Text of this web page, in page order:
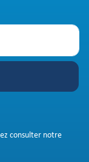
consulter notre